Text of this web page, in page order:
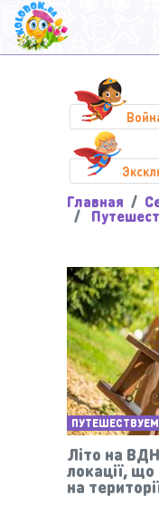
Главная
Літо на
локації,
на